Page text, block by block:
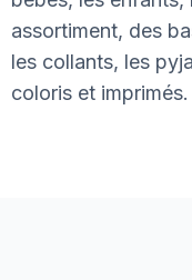
assortiment, des
les collants, les
coloris et imprimés.